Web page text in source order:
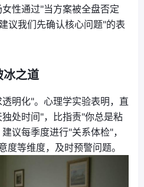
女性通过"当方案被全盘否定
议我们先确认核心问题"的表
冰之道
明化"。心理学实验表明，直
处时间"，比指责"你总是粘
议每季度进行"关系体检"，
度等维度，及时预警问题。